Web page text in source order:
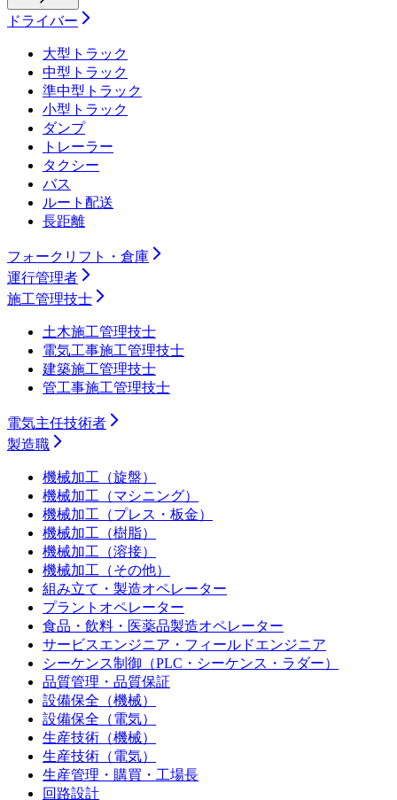
ドライバー
大型トラック
中型トラック
準中型トラック
小型トラック
ダンプ
トレーラー
タクシー
バス
ルート配送
長距離
フォークリフト・倉庫
運行管理者
施工管理技士
土木施工管理技士
電気工事施工管理技士
建築施工管理技士
管工事施工管理技士
電気主任技術者
製造職
機械加工（旋盤）
機械加工（マシニング）
機械加工（プレス・板金）
機械加工（樹脂）
機械加工（溶接）
機械加工（その他）
組み立て・製造オペレーター
プラントオペレーター
食品・飲料・医薬品製造オペレーター
サービスエンジニア・フィールドエンジニア
シーケンス制御（PLC・シーケンス・ラダー）
品質管理・品質保証
設備保全（機械）
設備保全（電気）
生産技術（機械）
生産技術（電気）
生産管理・購買・工場長
回路設計